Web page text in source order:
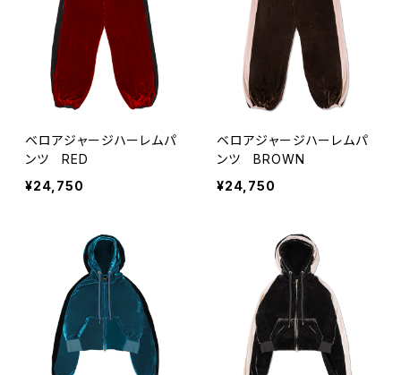
ベロアジャージハーレムパ
ンツ RED
¥24,750
ベロアジャージハーレムパ
ンツ BROWN
¥24,750